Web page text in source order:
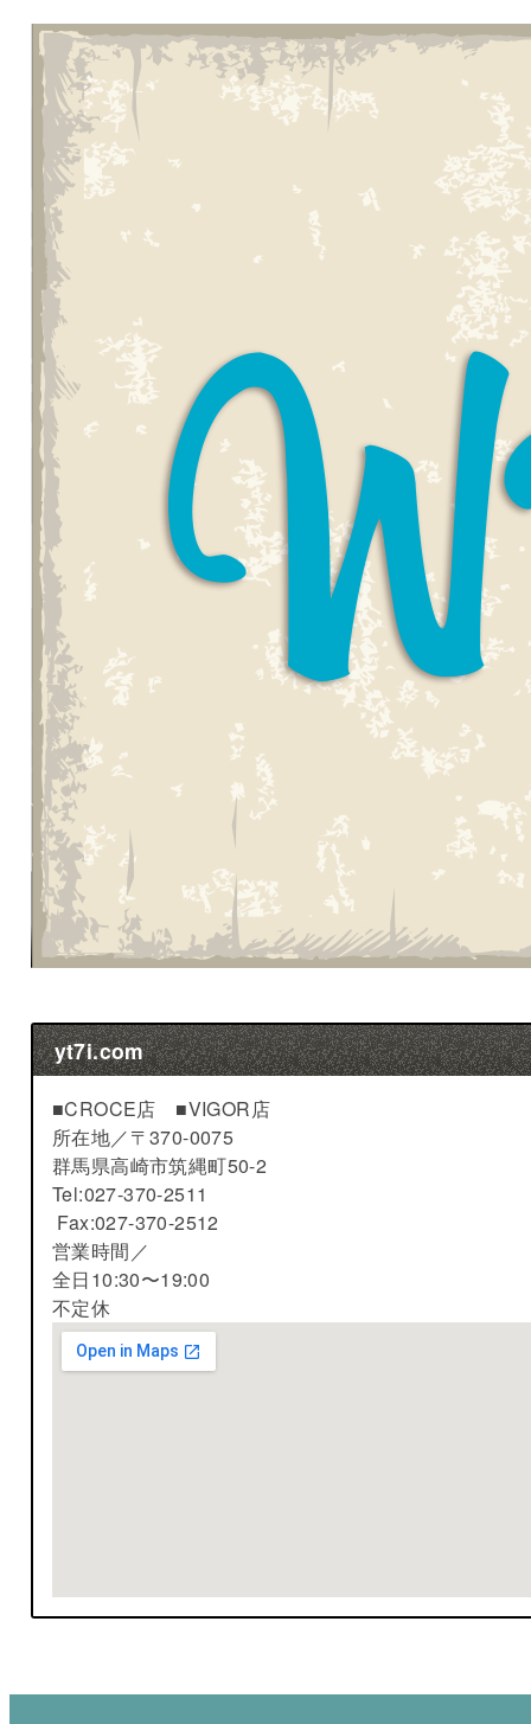
yt7i.com
■CROCE店 ■VIGOR店
所在地／〒370-0075
群馬県高崎市筑縄町50-2
Tel:027-370-2511
Fax:027-370-2512
営業時間／
全日10:30〜19:00
不定休